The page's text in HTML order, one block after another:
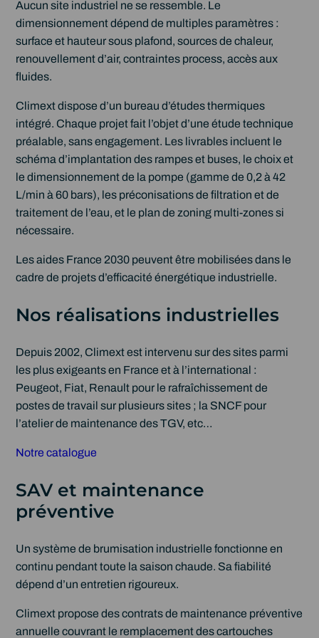
Aucun site industriel ne se ressemble. Le
dimensionnement dépend de multiples paramètres :
surface et hauteur sous plafond, sources de chaleur,
renouvellement d’air, contraintes process, accès aux
fluides.
Climext dispose d’un bureau d’études thermiques
intégré. Chaque projet fait l’objet d’une étude technique
préalable, sans engagement. Les livrables incluent le
schéma d’implantation des rampes et buses, le choix et
le dimensionnement de la pompe (gamme de 0,2 à 42
L/min à 60 bars), les préconisations de filtration et de
traitement de l’eau, et le plan de zoning multi-zones si
nécessaire.
Les aides France 2030 peuvent être mobilisées dans le
cadre de projets d’efficacité énergétique industrielle.
Nos réalisations industrielles
Depuis 2002, Climext est intervenu sur des sites parmi
les plus exigeants en France et à l’international :
Peugeot, Fiat, Renault pour le rafraîchissement de
postes de travail sur plusieurs sites ; la SNCF pour
l’atelier de maintenance des TGV, etc…
Notre catalogue
SAV et maintenance
préventive
Un système de brumisation industrielle fonctionne en
continu pendant toute la saison chaude. Sa fiabilité
dépend d’un entretien rigoureux.
Climext propose des contrats de maintenance préventive
annuelle couvrant le remplacement des cartouches